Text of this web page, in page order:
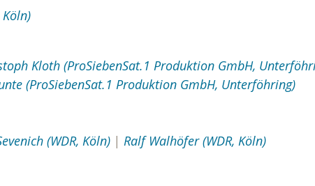
Köln)
Kloth (ProSiebenSat.1 Produktion GmbH,
(ProSiebenSat.1 Produktion GmbH, Unterföhring)
(WDR, Köln) | Ralf Walhöfer (WDR, Köln)